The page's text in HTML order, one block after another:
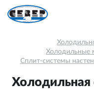
Холодильные
Сплит-системы
Холодильная